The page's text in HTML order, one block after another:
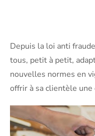
Depuis la loi anti
tous, petit à petit,
nouvelles normes en
offrir à sa clientèle